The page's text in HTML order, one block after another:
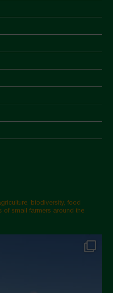
biodiversity, food
of small farmers around the